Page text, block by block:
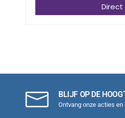
Direct
BLIJF OP DE
Ontvang onze acties